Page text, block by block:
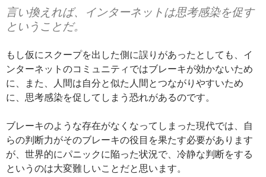
言い換えれば、インターネットは思考感染を促す
ということだ。
もし仮にスクープを出した側に誤りがあったとしても、イ
ンターネットのコミュニティではブレーキが効かないため
に、また、人間は自分と似た人間とつながりやすいため
に、思考感染を促してしまう恐れがあるのです。
ブレーキのような存在がなくなってしまった現代では、自
らの判断力がそのブレーキの役目を果たす必要があります
が、世界的にパニックに陥った状況で、冷静な判断をする
というのは大変難しいことだと思います。